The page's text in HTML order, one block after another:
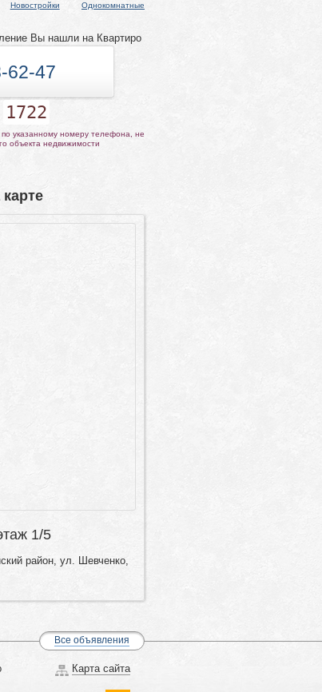
Новостройки Однокомнатные
Вы нашли на Квартиро
62-47
1722
указанному номеру телефона, не
объекта недвижимости
1/5
район, ул. Шевченко,
Все объявления
Карта сайта